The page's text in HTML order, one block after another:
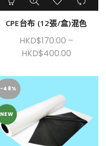
CPE台布 (12張/盒)混色
HKD$170.00 –
HKD$400.00
-48%
NEW